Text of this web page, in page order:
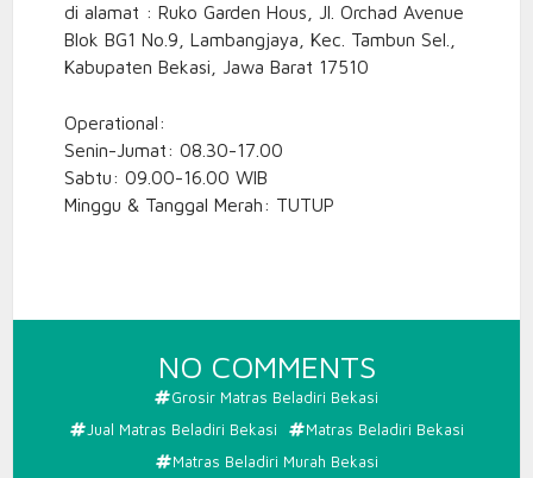
di alamat : Ruko Garden Hous, Jl. Orchad Avenue
Blok BG1 No.9, Lambangjaya, Kec. Tambun Sel.,
Kabupaten Bekasi, Jawa Barat 17510
Operational:
Senin-Jumat: 08.30-17.00
Sabtu: 09.00-16.00 WIB
Minggu & Tanggal Merah: TUTUP
NO COMMENTSON
MATRAS
BELADIRI
BEKASI
Grosir Matras Beladiri Bekasi
Jual Matras Beladiri Bekasi
Matras Beladiri Bekasi
Matras Beladiri Murah Bekasi